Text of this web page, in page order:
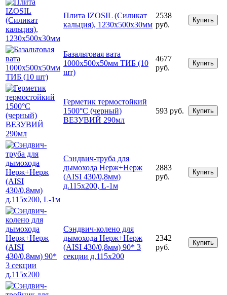
Плита IZOSIL (Силикат
кальция), 1230х500х30мм
2538
руб.
Купить
Базальтовая вата
1000х500х50мм ТИБ (10
шт)
4677
руб.
Купить
Герметик термостойкий
1500°С (черный)
ВЕЗУВИЙ 290мл
593 руб. Купить
Сэндвич-труба для
дымохода Нерж+Нерж
(AISI 430/0,8мм)
д.115х200, L-1м
2883
руб.
Купить
Сэндвич-колено для
дымохода Нерж+Нерж
(AISI 430/0,8мм) 90* 3
секции д.115х200
2342
руб.
Купить